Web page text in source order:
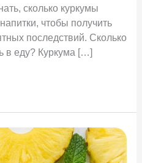
сколько куркумы
чтобы получить
последствий. Сколько
в еду? Куркума […]